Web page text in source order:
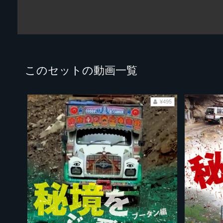
このセットの動画一覧
¥495